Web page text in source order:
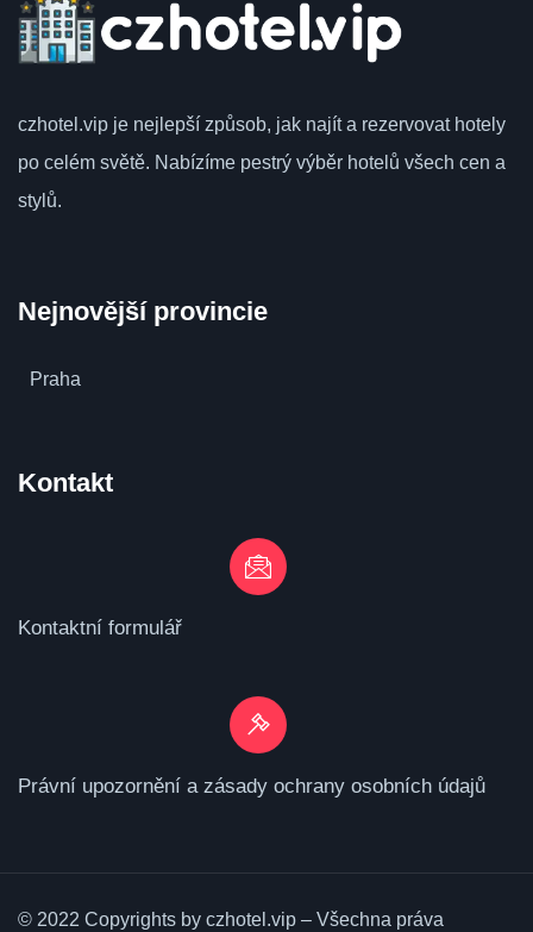
czhotel.vip je nejlepší způsob, jak najít a rezervovat hotely
po celém světě. Nabízíme pestrý výběr hotelů všech cen a
stylů.
Nejnovější provincie
Praha
Kontakt
Kontaktní formulář
Právní upozornění a zásady ochrany osobních údajů
© 2022 Copyrights by czhotel.vip – Všechna práva